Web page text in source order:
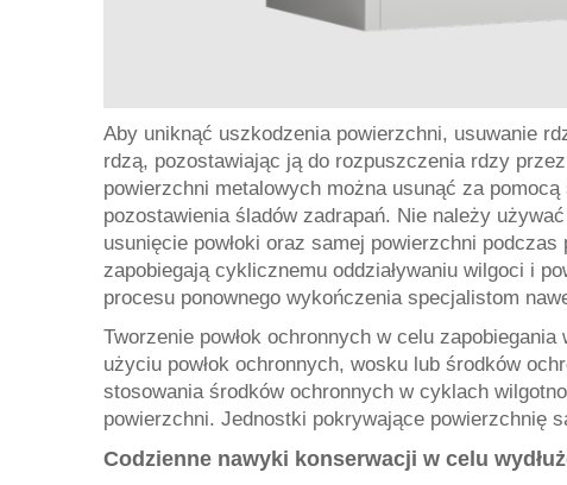
Aby uniknąć uszkodzenia powierzchni, usuwanie
rdzą, pozostawiając ją do rozpuszczenia rdzy
powierzchni metalowych można usunąć za
pozostawienia śladów zadrapań. Nie należy
usunięcie powłoki oraz samej powierzchni
zapobiegają cyklicznemu oddziaływaniu wilgoci i
procesu ponownego wykończenia specjalistom
Tworzenie powłok ochronnych w celu
użyciu powłok ochronnych, wosku lub środków
stosowania środków ochronnych w cyklach
powierzchni. Jednostki pokrywające powierzchnię
Codzienne nawyki konserwacji w celu